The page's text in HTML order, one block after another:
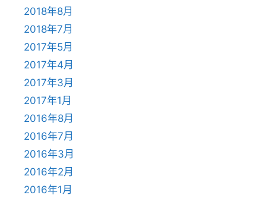
2018年8月
2018年7月
2017年5月
2017年4月
2017年3月
2017年1月
2016年8月
2016年7月
2016年3月
2016年2月
2016年1月